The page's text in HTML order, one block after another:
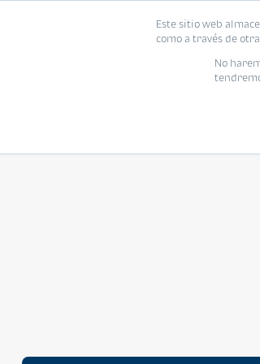
Este sitio web
como a través de
No
Proyecto